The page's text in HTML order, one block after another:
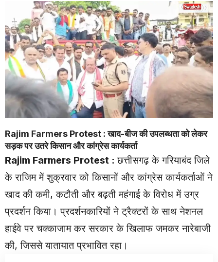
Rajim Farmers Protest : खाद-बीज की उपलब्धता को लेकर
सड़क पर उतरे किसान और कांग्रेस कार्यकर्ता
Rajim Farmers Protest :छत्तीसगढ़ के गरियाबंद जिले
के राजिम में शुक्रवार को किसानों और कांग्रेस कार्यकर्ताओं ने
खाद की कमी, कटौती और बढ़ती महंगाई के विरोध में उग्र
प्रदर्शन किया। प्रदर्शनकारियों ने ट्रैक्टरों के साथ नेशनल
हाईवे पर चक्काजाम कर सरकार के खिलाफ जमकर नारेबाजी
की, जिससे यातायात प्रभावित रहा।